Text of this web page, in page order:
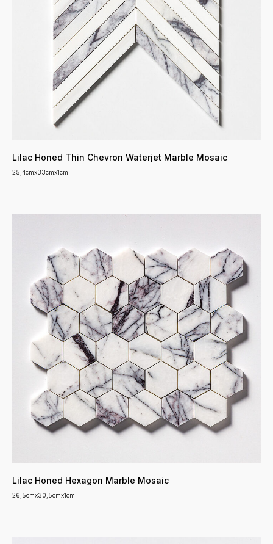
Lilac Honed Thin Chevron Waterjet Marble Mosaic
25,4cmx33cmx1cm
Lilac Honed Hexagon Marble Mosaic
26,5cmx30,5cmx1cm